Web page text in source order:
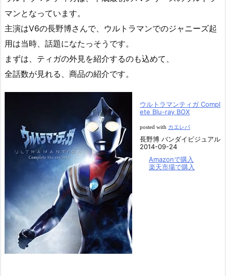
マンとなっています。
主演はV6の長野博さんで、ウルトラマンでのジャニーズ起
用は当時、話題になたっそうです。
まずは、ティガの外見を紹介するのも込めて、
全話数が見れる、商品の紹介です。
ウルトラマンティガCompl
ete Blu-ray BOX
posted with カエレバ
長野博 バンダイビジュアル
2014-09-24
Amazonで購入
楽天市場で購入